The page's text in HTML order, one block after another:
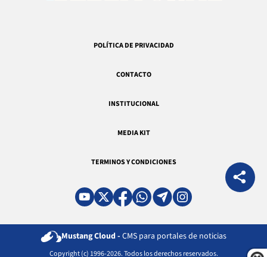
POLÍTICA DE PRIVACIDAD
CONTACTO
INSTITUCIONAL
MEDIA KIT
TERMINOS Y CONDICIONES
Mustang Cloud - CMS para portales de noticias
Copyright (c) 1996-2026. Todos los derechos reservados.